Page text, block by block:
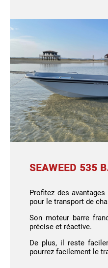
SEAWEED 535
Profitez des avantages
pour le transport de
Son moteur barre
précise et réactive.
De plus, il reste
pourrez facilement le